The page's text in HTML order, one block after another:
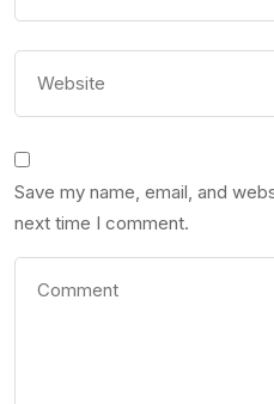
Save my name, email, and
next time I comment.